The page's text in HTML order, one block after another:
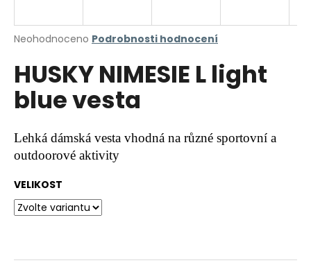
Průměrné
produktu
je
0,0
hvězdiček.
Neohodnoceno Podrobnosti hodnocení
HUSKY NIMESIE L light
blue vesta
Lehká dámská vesta vhodná na různé sportovní a
outdoorové aktivity
VELIKOST
j
t
?
D